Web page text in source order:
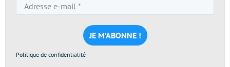
e-
mail
*
Politique de confidentialité